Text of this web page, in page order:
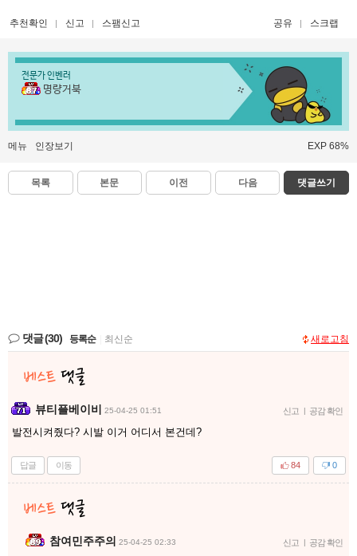
추천확인 신고 스팸신고 공유 스크랩
전문가 인벤러
명량거북
메뉴 인장보기 EXP 68%
목록 본문 이전 다음 댓글쓰기
댓글(30) 등록순 최신순 새로고침
뷰티플베이비 25-04-25 01:51 신고 | 공감 확인
발전시켜줬다? 시발 이거 어디서 본건데?
답글 이동 0
84
참여민주주의 25-04-25 02:33 신고 | 공감 확인